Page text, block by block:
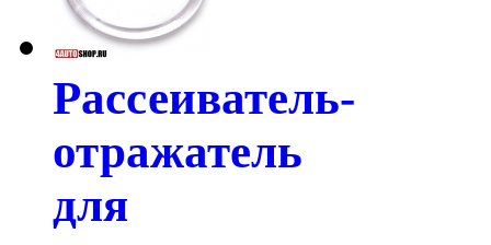
Рассеиватель-
отражатель
для